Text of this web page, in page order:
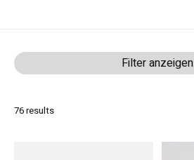
Filter anzeigen
76results